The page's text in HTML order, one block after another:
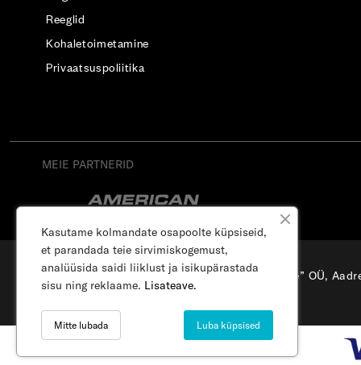
Reeglid
Kohaletoimetamine
Privaatsuspoliitika
MEIE PARTNERID
“Osterode” OÜ,
Kasutame kolmandate osapoolte küpsiseid,
et parandada teie sirvimiskogemust,
analüüsida saidi liiklust ja isikupärastada
sisu ning reklaame. Lisateave.
Luba küpsised
Mitte lubada